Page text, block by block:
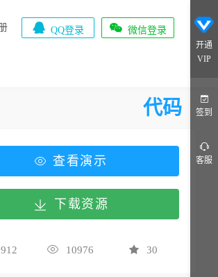
 QQ登录  微信登录
代码
查看演示
下载资源
912 10976 30
开通
VIP
签到
客服